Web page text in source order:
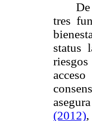
tres
status
(2012)